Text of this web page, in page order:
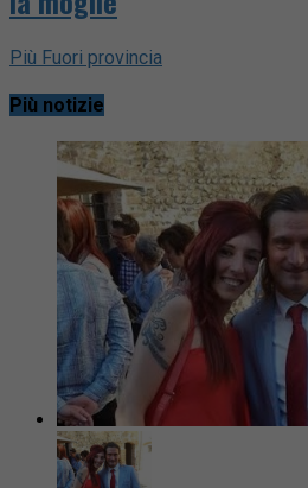
Più Fuori provincia
Più notizie